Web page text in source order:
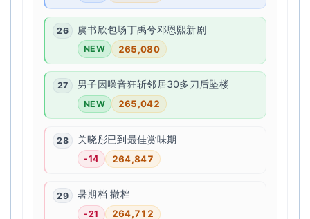
虞书欣包场丁禹兮邓恩熙新剧
NEW 265,080
男子因噪音狂斩邻居30多刀后坠楼
NEW 265,042
关晓彤已到最佳赏味期
-14 264,847
暑期档 撤档
-21 264,712